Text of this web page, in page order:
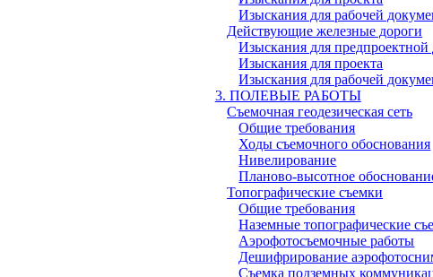
Изыскания для рабочей
Действующие железные дороги
Изыскания для
Изыскания для проекта
Изыскания для рабочей
3. ПОЛЕВЫЕ РАБОТЫ
Съемочная геодезическая сеть
Общие требования
Ходы съемочного обоснования
Нивелирование
Планово-высотное
Топографические съемки
Общие требования
Наземные топографические
Аэрофотосъемочные работы
Дешифрирование
Съемка подземных